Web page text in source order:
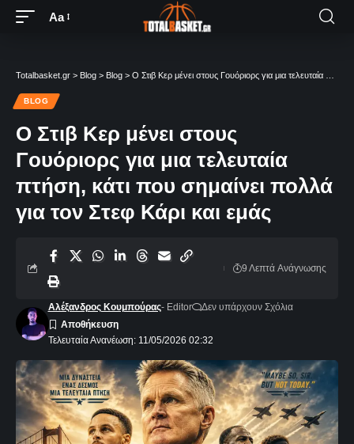
Aa
Totalbasket.gr > Blog > Blog > Ο Στιβ Κερ μένει στους Γουόριορς για μια τελευταία πτήση, κάτι που σημαίνει πολλά για τον Στεφ Κάρι και εμάς
BLOG
Ο Στιβ Κερ μένει στους
Γουόριορς για μια τελευταία
πτήση, κάτι που σημαίνει πολλά
για τον Στεφ Κάρι και εμάς
Τελευταία Ανανέωση: 11/05/2026 02:32
Αλέξανδρος Κουμπούρας- Editor Δεν υπάρχουν Σχόλια
9 Λεπτά Aνάγνωσης